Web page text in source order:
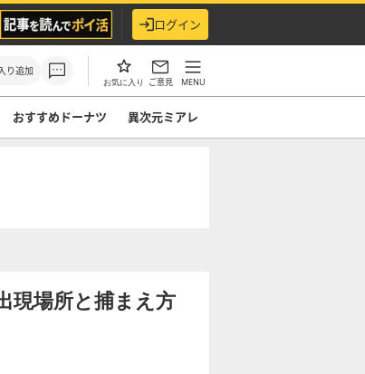
ログイン
り追加
お気に入り ご意見 MENU
おすすめドーナツ 異次元ミアレ
現場所と捕まえ方